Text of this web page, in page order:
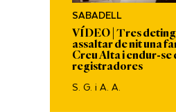
SABADELL
VÍDEO | Tres
assaltar de nit una
Creu Alta i endur-se
registradores
S. G. i A. A.